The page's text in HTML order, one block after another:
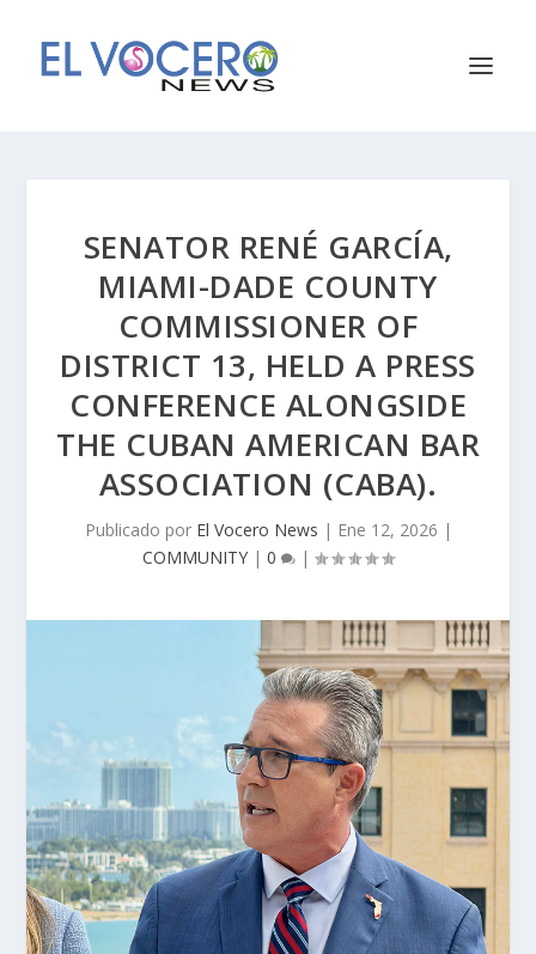
SENATOR RENÉ GARCÍA,
MIAMI-DADE COUNTY
COMMISSIONER OF
DISTRICT 13, HELD A PRESS
CONFERENCE ALONGSIDE
THE CUBAN AMERICAN BAR
ASSOCIATION (CABA).
Publicado por El Vocero News | Ene 12, 2026 |
COMMUNITY | 0 |